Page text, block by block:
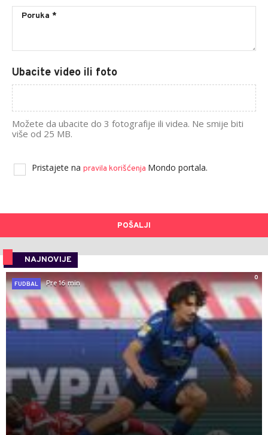
Ubacite video ili foto
Možete da ubacite do 3 fotografije ili videa. Ne smije biti
više od 25 MB.
Pristajete na pravila korišćenja Mondo portala.
POŠALJI
NAJNOVIJE
0
FUDBAL
Pre 16 min